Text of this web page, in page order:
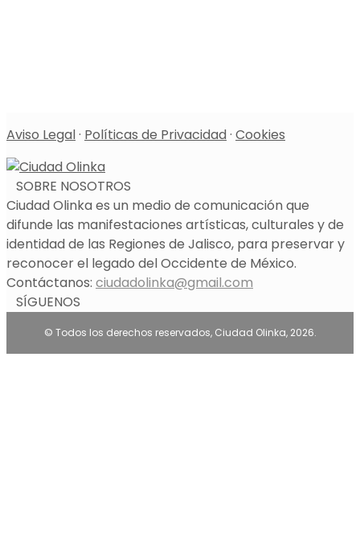
Aviso Legal· Políticas de Privacidad· Cookies
SOBRE NOSOTROS
Ciudad Olinka es un medio de comunicación que
difunde las manifestaciones artísticas, culturales y de
identidad de las Regiones de Jalisco, para preservar y
reconocer el legado del Occidente de México.
Contáctanos: ciudadolinka@gmail.com
SÍGUENOS
© Todos los derechos reservados, Ciudad Olinka, 2026.